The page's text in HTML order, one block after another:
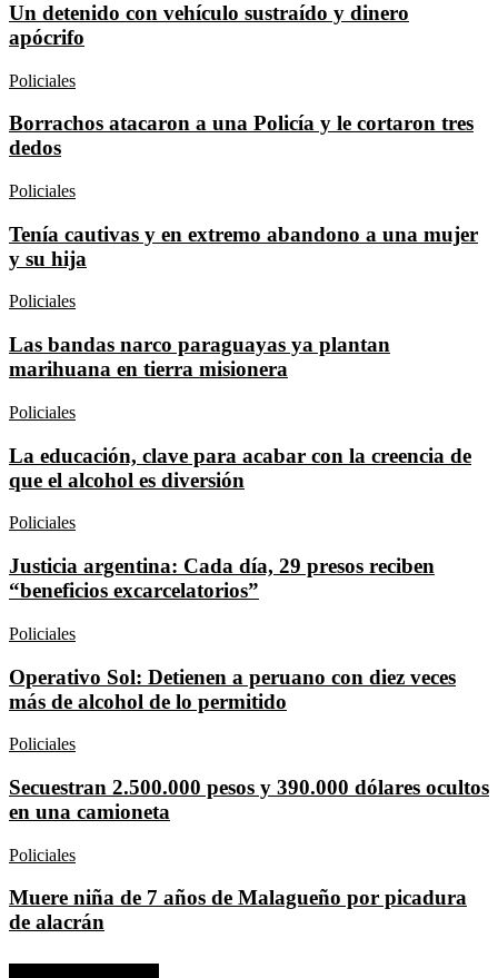
Un detenido con vehículo sustraído y dinero
apócrifo
Policiales
Borrachos atacaron a una Policía y le cortaron tres
dedos
Policiales
Tenía cautivas y en extremo abandono a una mujer
y su hija
Policiales
Las bandas narco paraguayas ya plantan
marihuana en tierra misionera
Policiales
La educación, clave para acabar con la creencia de
que el alcohol es diversión
Policiales
Justicia argentina: Cada día, 29 presos reciben
“beneficios excarcelatorios”
Policiales
Operativo Sol: Detienen a peruano con diez veces
más de alcohol de lo permitido
Policiales
Secuestran 2.500.000 pesos y 390.000 dólares ocultos
en una camioneta
Policiales
Muere niña de 7 años de Malagueño por picadura
de alacrán